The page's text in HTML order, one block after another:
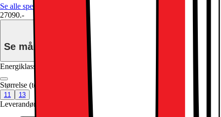
Se alle spesifikasjoner
27090.-
Se månedspris for delbetaling.
Energiklasse Produktdatablad
Størrelse (tommer)
11 13
Leverandørens farge